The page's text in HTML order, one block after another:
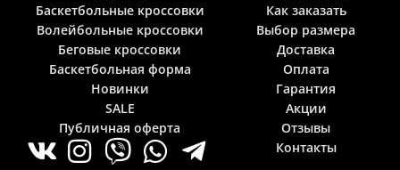
Баскетбольные кроссовки
Волейбольные кроссовки
Беговые кроссовки
Баскетбольная форма
Новинки
SALE
Публичная оферта
Как заказать
Выбор размера
Доставка
Оплата
Гарантия
Акции
Отзывы
Контакты